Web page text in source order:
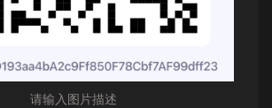
请输入图片描述